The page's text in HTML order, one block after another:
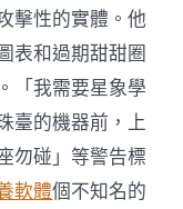
擊性的實體。他
表和過期甜甜圈
「我需要星象學
臺的機器前，上
勿碰」等警告標
軟體個不知名的